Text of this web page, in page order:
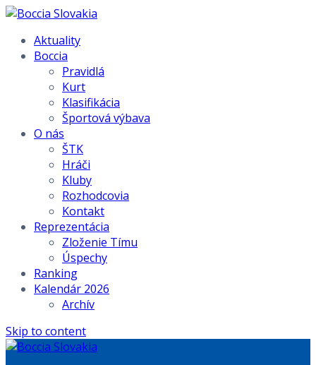
Aktuality
Boccia
Pravidlá
Kurt
Klasifikácia
Športová výbava
O nás
ŠTK
Hráči
Kluby
Rozhodcovia
Kontakt
Reprezentácia
Zloženie Tímu
Úspechy
Ranking
Kalendár 2026
Archív
Skip to content